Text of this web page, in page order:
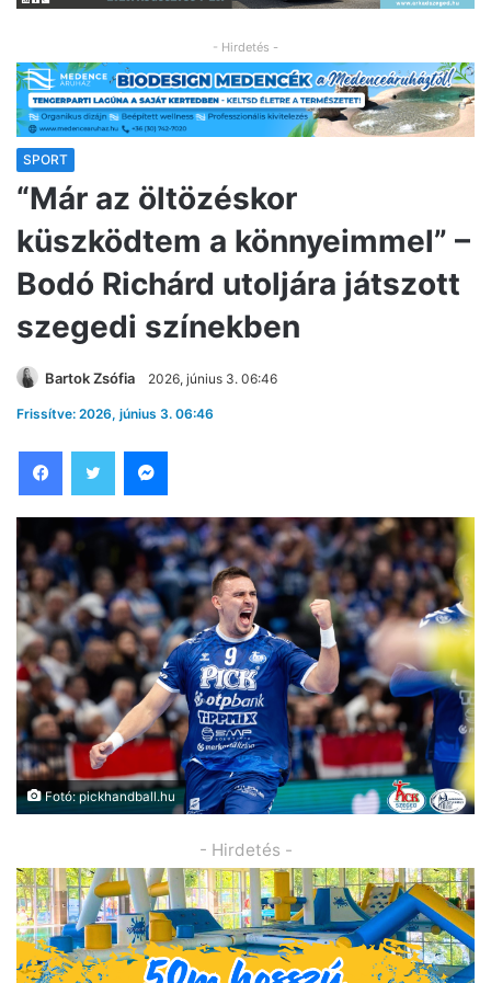
- Hirdetés -
SPORT
“Már az öltözéskor
küszködtem a könnyeimmel” –
Bodó Richárd utoljára játszott
szegedi színekben
Bartok Zsófia 2026, június 3. 06:46
Frissítve: 2026, június 3. 06:46
Fotó: pickhandball.hu
- Hirdetés -